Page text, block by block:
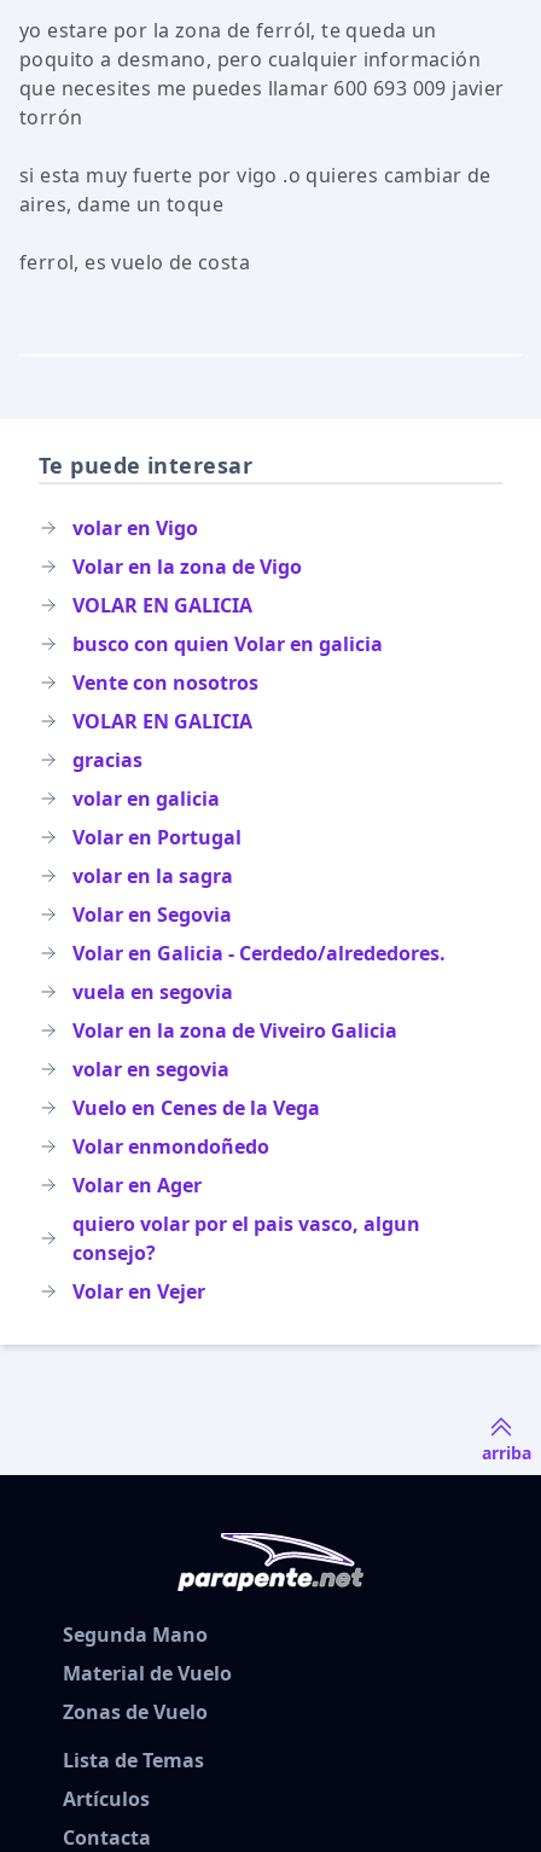
yo estare por la zona de ferról, te queda un
poquito a desmano, pero cualquier información
que necesites me puedes llamar 600 693 009 javier
torrón
si esta muy fuerte por vigo .o quieres cambiar de
aires, dame un toque
ferrol, es vuelo de costa
Te puede interesar
volar en Vigo
Volar en la zona de Vigo
VOLAR EN GALICIA
busco con quien Volar en galicia
Vente con nosotros
VOLAR EN GALICIA
gracias
volar en galicia
Volar en Portugal
volar en la sagra
Volar en Segovia
Volar en Galicia - Cerdedo/alrededores.
vuela en segovia
Volar en la zona de Viveiro Galicia
volar en segovia
Vuelo en Cenes de la Vega
Volar enmondoñedo
Volar en Ager
quiero volar por el pais vasco, algun
consejo?
Volar en Vejer
arriba
Segunda Mano
Material de Vuelo
Zonas de Vuelo
Lista de Temas
Artículos
Contacta